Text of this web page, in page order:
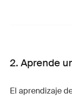
2. Aprende
El aprendizaje